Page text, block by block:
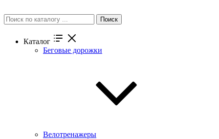
Поиск
Каталог
Беговые дорожки
Велотренажеры